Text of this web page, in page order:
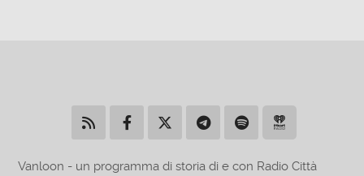
Vanloon - un programma di storia di e con Radio Città